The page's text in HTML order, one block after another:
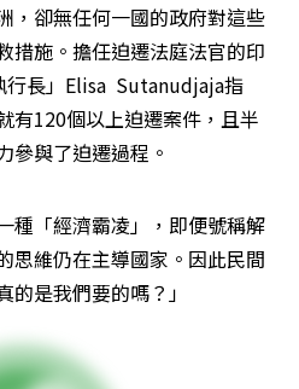
，卻無任何一國的政府對這些
措施。擔任迫遷法庭法官的印
長」Elisa  Sutanudjaja指
有120個以上迫遷案件，且半
參與了迫遷過程。
種「經濟霸凌」，即便號稱解
思維仍在主導國家。因此民間
是我們要的嗎？」